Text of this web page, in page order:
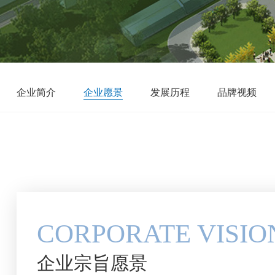
企业简介 企业愿景 发展历程 品牌视频
CORPORATE
企业宗旨愿景